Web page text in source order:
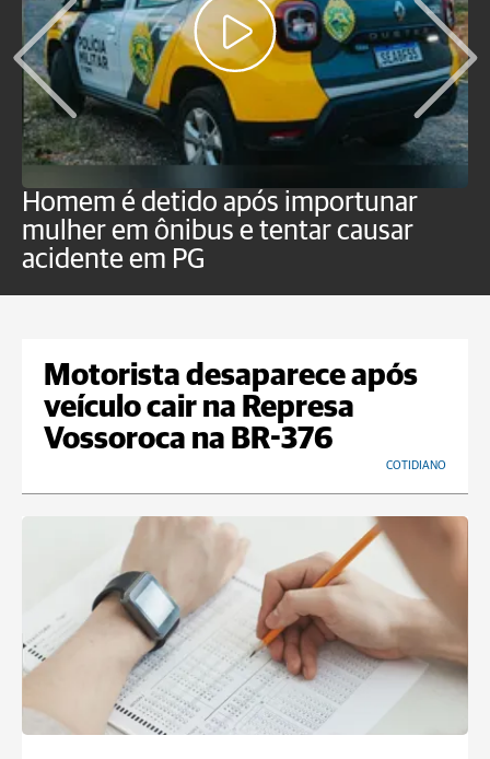
Homem é detido após importunar
mulher em ônibus e tentar causar
acidente em PG
Motorista desaparece após
veículo cair na Represa
Vossoroca na BR-376
COTIDIANO